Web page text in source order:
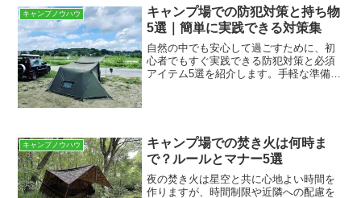
トに届く配布場所を選ぶに...
キャンプノウハウ
キャンプ場での防犯対策と持ち物
5選｜簡単に実践できる対策集
自然の中でも安心して過ごすために、初
心者でもすぐ実践できる防犯対策と必須
アイテム5選を紹介します。手軽な準備と
キャンプノウハウ
キャンプ場での焚き火は何時ま
で？ルールとマナー5選
夜の焚き火は星空と共に心地よい時間を
作りますが、時間制限や近隣への配慮を